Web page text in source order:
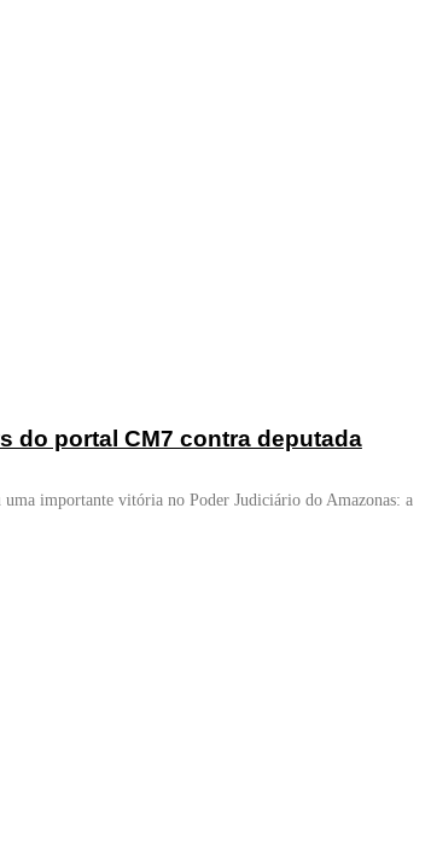
do portal CM7 contra deputada
uma importante vitória no Poder Judiciário do Amazonas: a